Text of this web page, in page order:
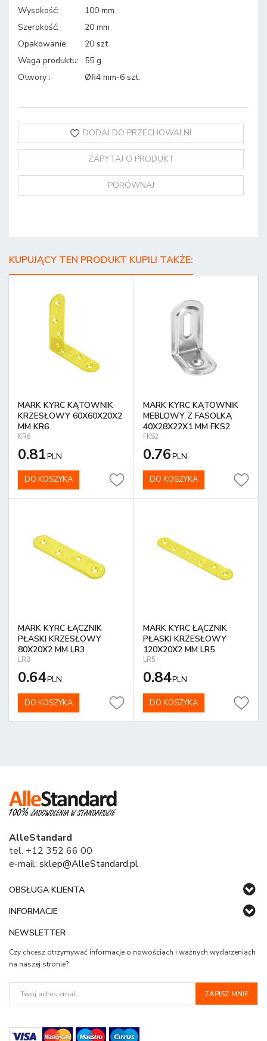
Wysokość:
100 mm
Szerokość:
20 mm
Opakowanie:
20 szt
Waga produktu:
55 g
Otwory : Øfi4 mm-6 szt.
DODAJ DO PRZECHOWALNI
ZAPYTAJ O PRODUKT
PORÓWNAJ
KUPUJĄCY TEN PRODUKT KUPILI TAKŻE:
MARK KYRC KĄTOWNIK
KRZESŁOWY 60X60X20X2
MM KR6
KR6
0.81PLN
DO KOSZYKA
MARK KYRC KĄTOWNIK
MEBLOWY Z FASOLKĄ
40X28X22X1 MM FKS2
FKS2
0.76PLN
DO KOSZYKA
MARK KYRC ŁĄCZNIK
PŁASKI KRZESŁOWY
80X20X2 MM LR3
LR3
0.64PLN
DO KOSZYKA
MARK KYRC ŁĄCZNIK
PŁASKI KRZESŁOWY
120X20X2 MM LR5
LR5
0.84PLN
DO KOSZYKA
AlleStandard
tel. +12 352 66 00
e-mail: sklep@AlleStandard.pl
OBSŁUGA KLIENTA
INFORMACJE
NEWSLETTER
Czy chcesz otrzymywać informacje o nowościach i ważnych wydarzeniach
na naszej stronie?